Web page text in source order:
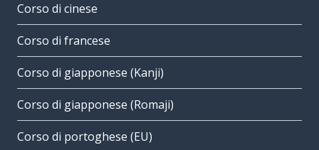
Corso di cinese
Corso di francese
Corso di giapponese (Kanji)
Corso di giapponese (Romaji)
Corso di portoghese (EU)